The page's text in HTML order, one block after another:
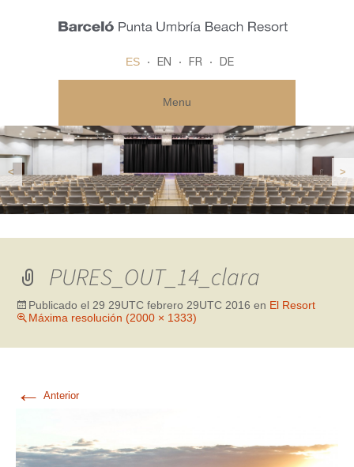
ES EN FR DE
Menu
< >
PURES_OUT_14_clara
Publicado el 29 29UTC febrero 29UTC 2016 en El Resort
Máxima resolución (2000 × 1333)
← Anterior